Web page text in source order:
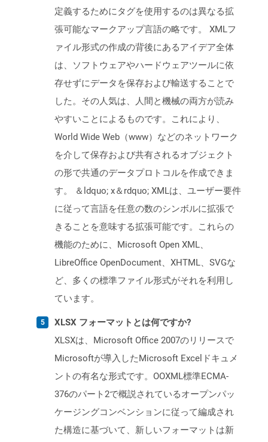
定義するためにタグを使用するのは異なる拡
張可能なマークアップ言語の略です。 XMLフ
ァイル形式の作成の背後にあるアイデア全体
は、ソフトウェアやハードウェアツールに依
存せずにデータを保存および輸送することで
した。その人気は、人間と機械の両方が読み
やすいことによるものです。これにより、
World Wide Web（www）などのネットワーク
を介して保存および共有されるオブジェクト
の形で共通のデータプロトコルを作成できま
す。 ＆ldquo; x＆rdquo; XMLは、ユーザー要件
に従って言語を任意の数のシンボルに拡張で
きることを意味する拡張可能です。これらの
機能のために、Microsoft Open XML、
LibreOffice OpenDocument、XHTML、SVGな
ど、多くの標準ファイル形式がそれを利用し
ています。
XLSX フォーマットとは何ですか?
XLSXは、Microsoft Office 2007のリリースで
Microsoftが導入したMicrosoft Excelドキュメ
ントの有名な形式です。OOXML標準ECMA-
376のパート2で概説されているオープンパッ
ケージングコンベンションに従って編成され
た構造に基づいて、新しいフォーマットは新